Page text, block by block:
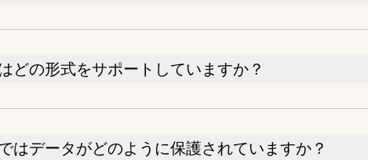
どの形式をサポートしていますか？
はデータがどのように保護されていますか？